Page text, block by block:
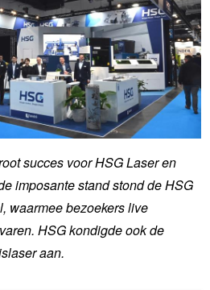
succes voor HSG Laser en
imposante stand stond de HSG
waarmee bezoekers live
HSG kondigde ook de
aan.